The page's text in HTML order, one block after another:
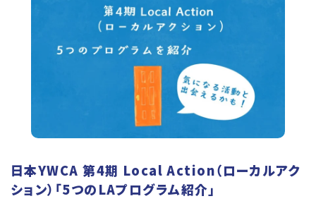
日本YWCA 第4期 Local Action（ローカルアク
ション）「5つのLAプログラム紹介」